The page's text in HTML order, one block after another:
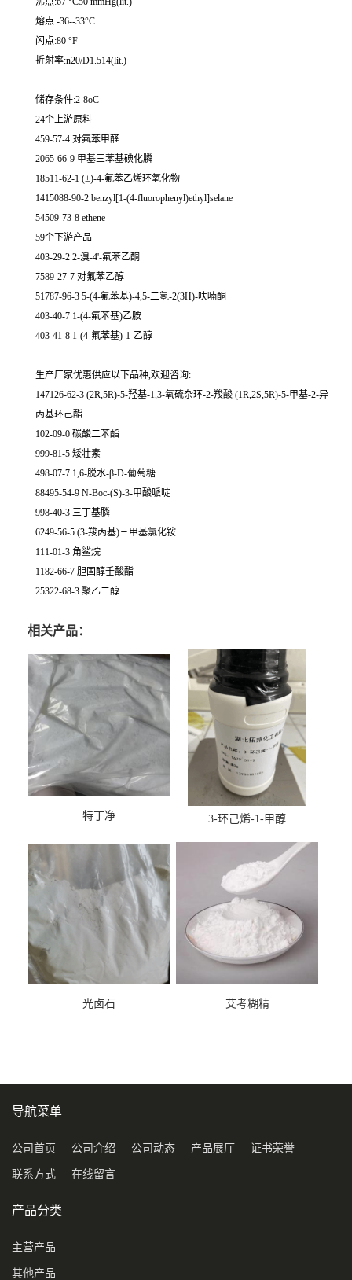
熔点:-36--33°C
闪点:80 °F
折射率:n20/D1.514(lit.)
储存条件:2-8oC
24个上游原料
459-57-4 对氟苯甲醛
2065-66-9 甲基三苯基碘化膦
18511-62-1 (±)-4-氟苯乙烯环氧化物
1415088-90-2 benzyl[1-(4-fluorophenyl)ethyl]selane
54509-73-8 ethene
59个下游产品
403-29-2 2-溴-4'-氟苯乙酮
7589-27-7 对氟苯乙醇
51787-96-3 5-(4-氟苯基)-4,5-二氢-2(3H)-呋喃酮
403-40-7 1-(4-氟苯基)乙胺
403-41-8 1-(4-氟苯基)-1-乙醇
生产厂家优惠供应以下品种,欢迎咨询:
147126-62-3 (2R,5R)-5-羟基-1,3-氧硫杂环-2-羧酸 (1R,2S,5R)-5-甲基-2-异
丙基环己酯
102-09-0 碳酸二苯酯
999-81-5 矮壮素
498-07-7 1,6-脱水-β-D-葡萄糖
88495-54-9 N-Boc-(S)-3-甲酸哌啶
998-40-3 三丁基膦
6249-56-5 (3-羧丙基)三甲基氯化铵
111-01-3 角鲨烷
1182-66-7 胆固醇壬酸酯
25322-68-3 聚乙二醇
相关产品：
特丁净 3-环己烯-1-甲醇
光卤石 艾考糊精
导航菜单
公司首页 公司介绍 公司动态 产品展厅 证书荣誉
联系方式 在线留言
产品分类
主营产品
其他产品